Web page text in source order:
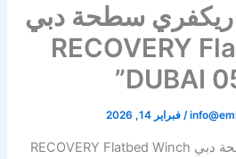
سطحة دبي
RECOVERY
DUBAI
/فبراير 14, 2026
“ونش سحاب ريكفري سطحة دبي RECOVERY Flatbed Winch